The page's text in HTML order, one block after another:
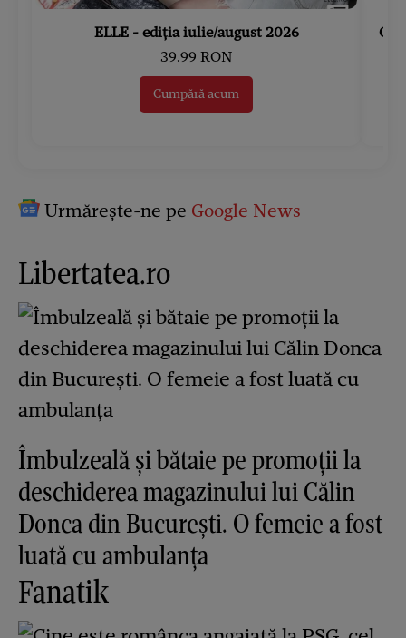
ELLE - ediția iulie/august 2026
39.99 RON
Cumpără acum
Urmărește-ne pe Google News
Libertatea.ro
Îmbulzeală și bătaie pe promoții la
deschiderea magazinului lui Călin
Donca din București. O femeie a fost
luată cu ambulanța
Fanatik